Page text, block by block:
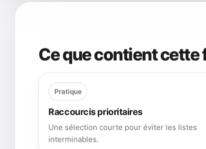
Ce que contient cette
Pratique
Raccourcis prioritaires
Une sélection courte pour éviter les listes
interminables.